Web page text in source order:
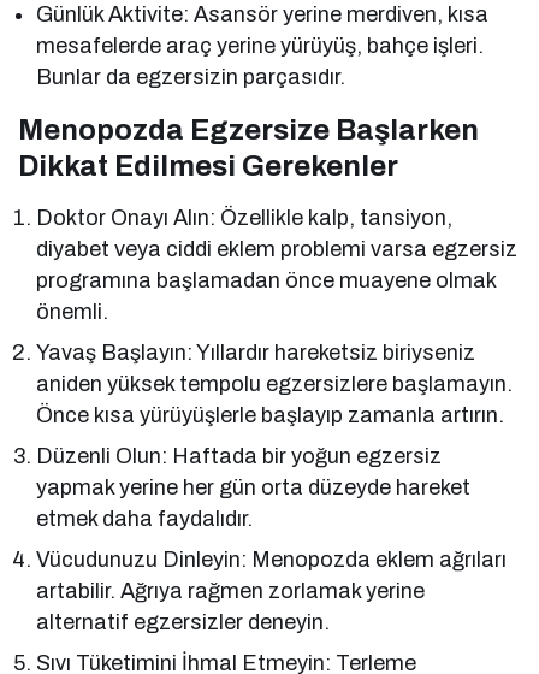
Günlük Aktivite: Asansör yerine merdiven, kısa
mesafelerde araç yerine yürüyüş, bahçe işleri.
Bunlar da egzersizin parçasıdır.
Menopozda Egzersize Başlarken
Dikkat Edilmesi Gerekenler
Doktor Onayı Alın: Özellikle kalp, tansiyon,
diyabet veya ciddi eklem problemi varsa egzersiz
programına başlamadan önce muayene olmak
önemli.
Yavaş Başlayın: Yıllardır hareketsiz biriyseniz
aniden yüksek tempolu egzersizlere başlamayın.
Önce kısa yürüyüşlerle başlayıp zamanla artırın.
Düzenli Olun: Haftada bir yoğun egzersiz
yapmak yerine her gün orta düzeyde hareket
etmek daha faydalıdır.
Vücudunuzu Dinleyin: Menopozda eklem ağrıları
artabilir. Ağrıya rağmen zorlamak yerine
alternatif egzersizler deneyin.
Sıvı Tüketimini İhmal Etmeyin: Terleme